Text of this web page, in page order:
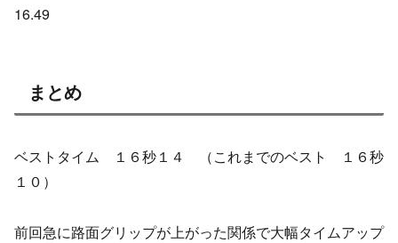
16.49
まとめ
ベストタイム １６秒１４ （これまでのベスト １６秒
１０）
前回急に路面グリップが上がった関係で大幅タイムアップ